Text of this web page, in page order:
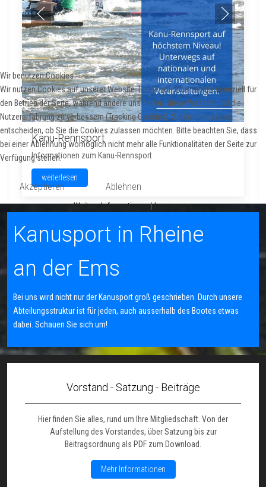
Kanu-Rennsport
Informationen zum Kanu-Rennsport
weiterlesen
Kanusport in Rheine
an der Ems
Bei uns wird nicht nur der Kanusport groß geschrieben. Durch unsere
Abteilungsstruktur ist für jeden, auch ausserhalb des Bootes etwas
dabei. Schauen Sie sich um!
Vorstand - Satzung - Beiträge
Hier finden Sie alles, rund um Ihre Mitgliedschaft. Von der
Aufstellung des Vorstandes, über Satzung bis zur
Beitragsordnung als PDF zum Download.
Mehr Informationen
Wir benutzen Cookies
Wir nutzen Cookies auf unserer Website. Einige von ihnen sind essenziell für
den Betrieb der Seite, während andere uns helfen, diese Website und die
Nutzererfahrung zu verbessern (Tracking Cookies). Sie können selbst
entscheiden, ob Sie die Cookies zulassen möchten. Bitte beachten Sie, dass
bei einer Ablehnung womöglich nicht mehr alle Funktionalitäten der Seite zur
Verfügung stehen.
Akzeptieren Ablehnen
Weitere Informationen|Impressum